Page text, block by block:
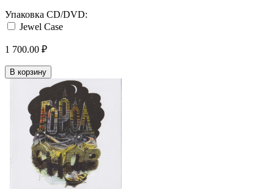
Упаковка CD/DVD:
Jewel Case
1 700.00 ₽
В корзину